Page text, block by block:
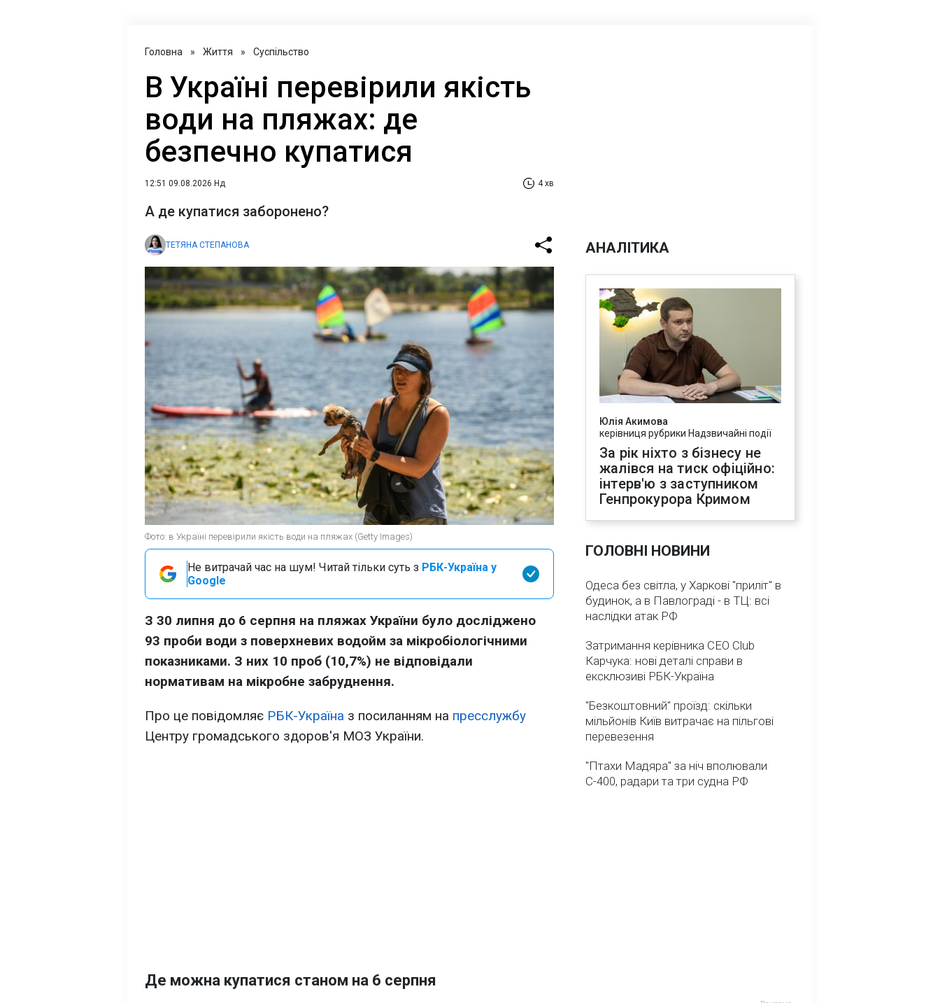
Головна » Життя » Суспільство
В Україні перевірили якість
води на пляжах: де
безпечно купатися
12:51 09.08.2026 Нд 4 хв
А де купатися заборонено?
ТЕТЯНА СТЕПАНОВА
Фото: в Україні перевірили якість води на пляжах (Getty Images)
Не витрачай час на шум! Читай тільки суть з РБК-Україна у
Google
З 30 липня до 6 серпня на пляжах України було досліджено
93 проби води з поверхневих водойм за мікробіологічними
показниками. З них 10 проб (10,7%) не відповідали
нормативам на мікробне забруднення.
Про це повідомляє РБК-Україна з посиланням на пресслужбу
Центру громадського здоров'я МОЗ України.
Де можна купатися станом на 6 серпня
АНАЛІТИКА
Юлія Акимова
керівниця рубрики Надзвичайні події
За рік ніхто з бізнесу не
жалівся на тиск офіційно:
інтерв'ю з заступником
Генпрокурора Кримом
ГОЛОВНІ НОВИНИ
Одеса без світла, у Харкові "приліт" в
будинок, а в Павлограді - в ТЦ: всі
наслідки атак РФ
Затримання керівника CEO Club
Карчука: нові деталі справи в
ексклюзиві РБК-Україна
"Безкоштовний" проїзд: скільки
мільйонів Київ витрачає на пільгові
перевезення
"Птахи Мадяра" за ніч вполювали
С-400, радари та три судна РФ